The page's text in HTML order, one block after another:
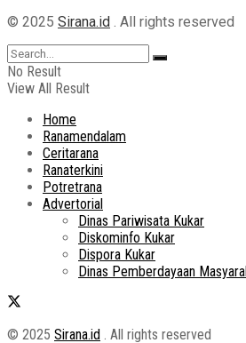
© 2025 Sirana.id . All rights reserved
No Result
View All Result
Home
Ranamendalam
Ceritarana
Ranaterkini
Potretrana
Advertorial
Dinas Pariwisata Kukar
Diskominfo Kukar
Dispora Kukar
Dinas Pemberdayaan
© 2025 Sirana.id . All rights reserved